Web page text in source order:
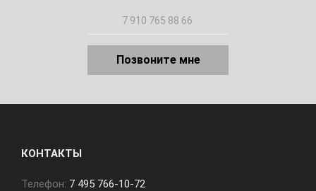
Позвоните мне
КОНТАКТЫ
Телефон: 7 495 766-10-72